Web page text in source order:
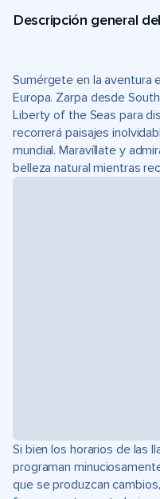
Descripción general
Sumérgete en la aventura
Europa. Zarpa desde
Liberty of the Seas para
recorrerá paisajes
mundial. Maravíllate y
belleza natural mientras
Si bien los horarios de las
programan
que se produzcan